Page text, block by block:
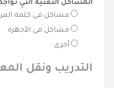
المشاكل التقنية التي
مشاكل في كلمة
مشاكل في الأجهزة
أخرى
التدريب ونقل